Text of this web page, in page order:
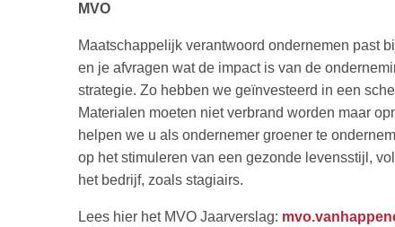
MVO
Maatschappelijk verantwoord ondernemen past
en je afvragen wat de impact is van de
strategie. Zo hebben we geïnvesteerd in een
Materialen moeten niet verbrand worden maar
helpen we u als ondernemer groener te
op het stimuleren van een gezonde levensstijl,
het bedrijf, zoals stagiairs.
Lees hier het MVO Jaarverslag: